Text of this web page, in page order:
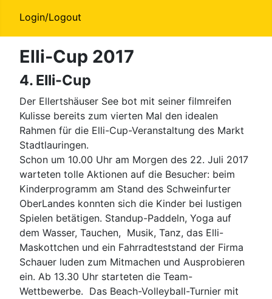
Login/Logout
Elli-Cup 2017
4. Elli-Cup
Der Ellertshäuser See bot mit seiner filmreifen
Kulisse bereits zum vierten Mal den idealen
Rahmen für die Elli-Cup-Veranstaltung des Markt
Stadtlauringen.
Schon um 10.00 Uhr am Morgen des 22. Juli 2017
warteten tolle Aktionen auf die Besucher: beim
Kinderprogramm am Stand des Schweinfurter
OberLandes konnten sich die Kinder bei lustigen
Spielen betätigen. Standup-Paddeln, Yoga auf
dem Wasser, Tauchen, Musik, Tanz, das Elli-
Maskottchen und ein Fahrradteststand der Firma
Schauer luden zum Mitmachen und Ausprobieren
ein. Ab 13.30 Uhr starteten die Team-
Wettbewerbe. Das Beach-Volleyball-Turnier mit